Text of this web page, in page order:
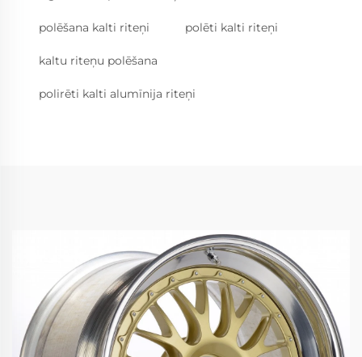
polēšana kalti riteņi polēti kalti riteņi
kaltu riteņu polēšana
polirēti kalti alumīnija riteņi